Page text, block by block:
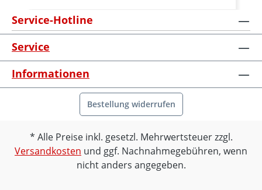
Haltekraft Abmessungen schmale
Ausführung: Länge: 310-1060 mm Breite:
16 mm Preis pro Paar Lieferumfang: je 2
ROK Straps mit elastischem Gummizug
Service-Hotline
Service
Informationen
Bestellung widerrufen
Alle Preise inkl. gesetzl. Mehrwertsteuer zzgl.
Versandkosten und ggf. Nachnahmegebühren, wenn
nicht anders angegeben.